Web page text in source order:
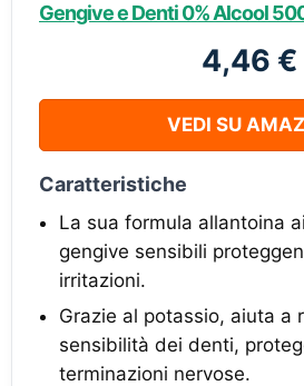
Gengive e Denti 0% Alcool
4,46 €
VEDI SU
Caratteristiche
La sua formula allantoina
gengive sensibili
irritazioni.
Grazie al potassio, aiuta a
sensibilità dei denti,
terminazioni nervose.